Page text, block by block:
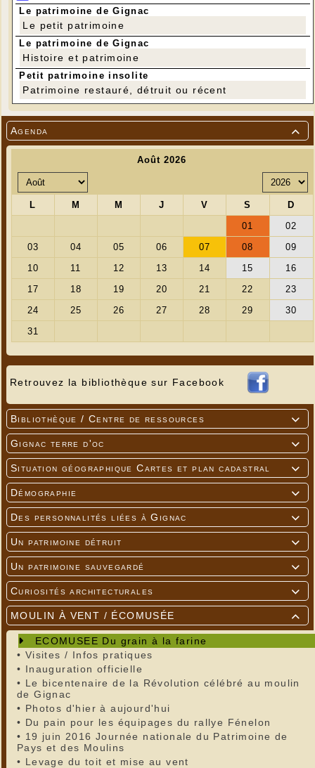

Agenda
Retrouvez la bibliothèque sur Facebook

Bibliothèque / Centre de ressources

Gignac terre d'oc

Situation géographique Cartes et plan cadastral

Démographie

Des personnalités liées à Gignac

Un patrimoine détruit

Un patrimoine sauvegardé

Curiosités architecturales

MOULIN À VENT / ÉCOMUSÉE
ECOMUSEE Du grain à la farine
• Visites / Infos pratiques
• Inauguration officielle
• Le bicentenaire de la Révolution célébré au moulin
de Gignac
• Photos d'hier à aujourd'hui
• Du pain pour les équipages du rallye Fénelon
• 19 juin 2016 Journée nationale du Patrimoine de
Pays et des Moulins
• Levage du toit et mise au vent
Le patrimoine de Gignac
Le petit patrimoine
Le patrimoine de Gignac
Histoire et patrimoine
Petit patrimoine insolite
Patrimoine restauré, détruit ou récent